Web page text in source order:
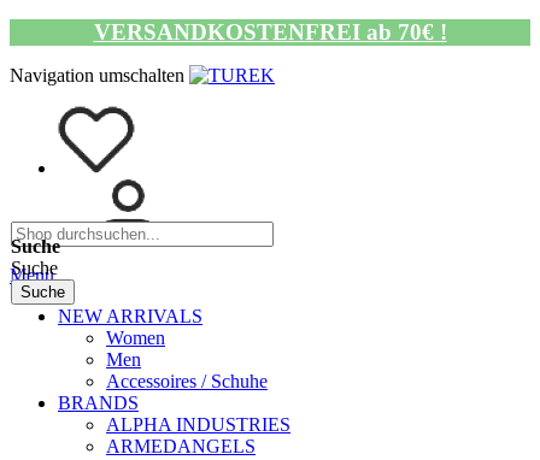
VERSANDKOSTENFREI ab 70€ !
Navigation umschalten
Suche
Suche
Suche
Menü
NEW ARRIVALS
Women
Men
Accessoires / Schuhe
BRANDS
ALPHA INDUSTRIES
ARMEDANGELS